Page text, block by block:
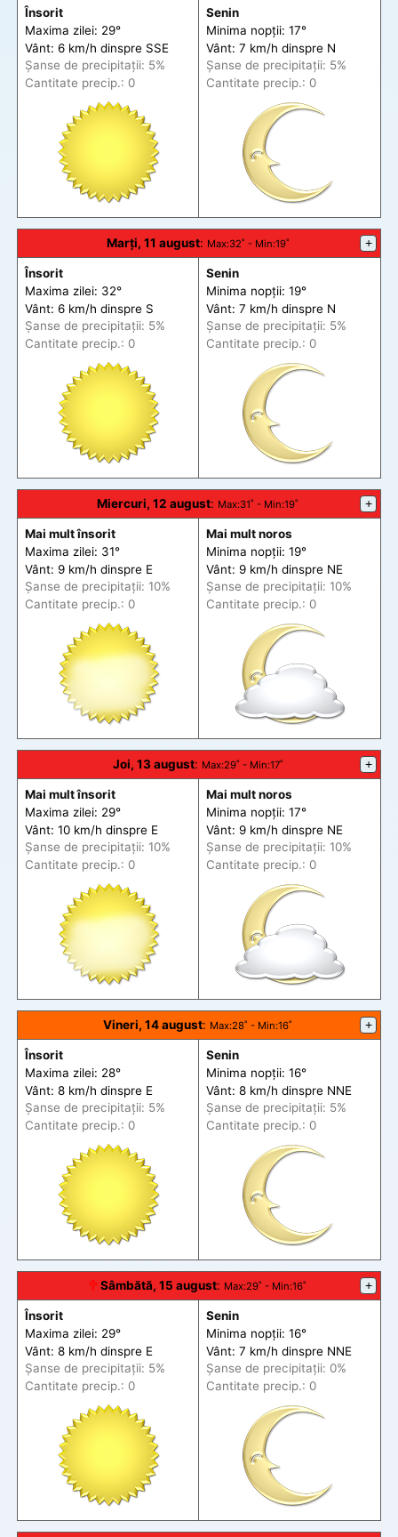
Însorit
Maxima zilei: 29°
Vânt: 6 km/h dinspre SSE
Șanse de precipitații: 5%
Cantitate precip.: 0
Senin
Minima nopții: 17°
Vânt: 7 km/h dinspre N
Șanse de precipitații: 5%
Cantitate precip.: 0
Marți, 11 august: Max:32˚ - Min:19˚ +
Însorit
Maxima zilei: 32°
Vânt: 6 km/h dinspre S
Șanse de precipitații: 5%
Cantitate precip.: 0
Senin
Minima nopții: 19°
Vânt: 7 km/h dinspre N
Șanse de precipitații: 5%
Cantitate precip.: 0
Miercuri, 12 august: Max:31˚ - Min:19˚ +
Mai mult însorit
Maxima zilei: 31°
Vânt: 9 km/h dinspre E
Șanse de precipitații: 10%
Cantitate precip.: 0
Mai mult noros
Minima nopții: 19°
Vânt: 9 km/h dinspre NE
Șanse de precipitații: 10%
Cantitate precip.: 0
Joi, 13 august: Max:29˚ - Min:17˚ +
Mai mult însorit
Maxima zilei: 29°
Vânt: 10 km/h dinspre E
Șanse de precipitații: 10%
Cantitate precip.: 0
Mai mult noros
Minima nopții: 17°
Vânt: 9 km/h dinspre NE
Șanse de precipitații: 10%
Cantitate precip.: 0
Vineri, 14 august: Max:28˚ - Min:16˚ +
Însorit
Maxima zilei: 28°
Vânt: 8 km/h dinspre E
Șanse de precipitații: 5%
Cantitate precip.: 0
Senin
Minima nopții: 16°
Vânt: 8 km/h dinspre NNE
Șanse de precipitații: 5%
Cantitate precip.: 0
🕆 Sâmbătă, 15 august: Max:29˚ - Min:16˚ +
Însorit
Maxima zilei: 29°
Vânt: 8 km/h dinspre E
Șanse de precipitații: 5%
Cantitate precip.: 0
Senin
Minima nopții: 16°
Vânt: 7 km/h dinspre NNE
Șanse de precipitații: 0%
Cantitate precip.: 0